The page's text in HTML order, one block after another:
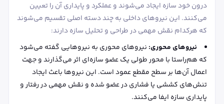
درون خود سازه ایجاد می‌شوند و عملکرد و پایداری آن را تعیین
می‌کنند. این نیروهای داخلی به چند دسته اصلی تقسیم می‌شوند
که هرکدام نقش مهمی در طراحی و تحلیل سازه دارند:
نیروهای محوری: نیروهای محوری به نیروهایی گفته می‌شود
که هم‌راستا با محور طولی یک عضو سازه‌ای اثر می‌گذارند و جهت
اعمال آن‌ها بر سطح مقطع عمود است. این نیروها باعث ایجاد
تنش‌های کششی یا فشاری در عضو شده و نقش مهمی در رفتار و
پایداری سازه ایفا می‌کنند.